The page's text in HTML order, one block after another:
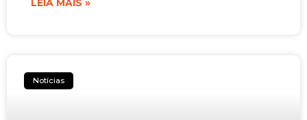
LEIA MAIS »
Notícias